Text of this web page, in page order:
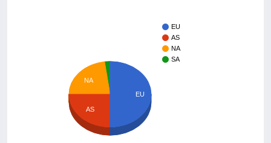
EU
AS
NA
SA
NA
AS
EU